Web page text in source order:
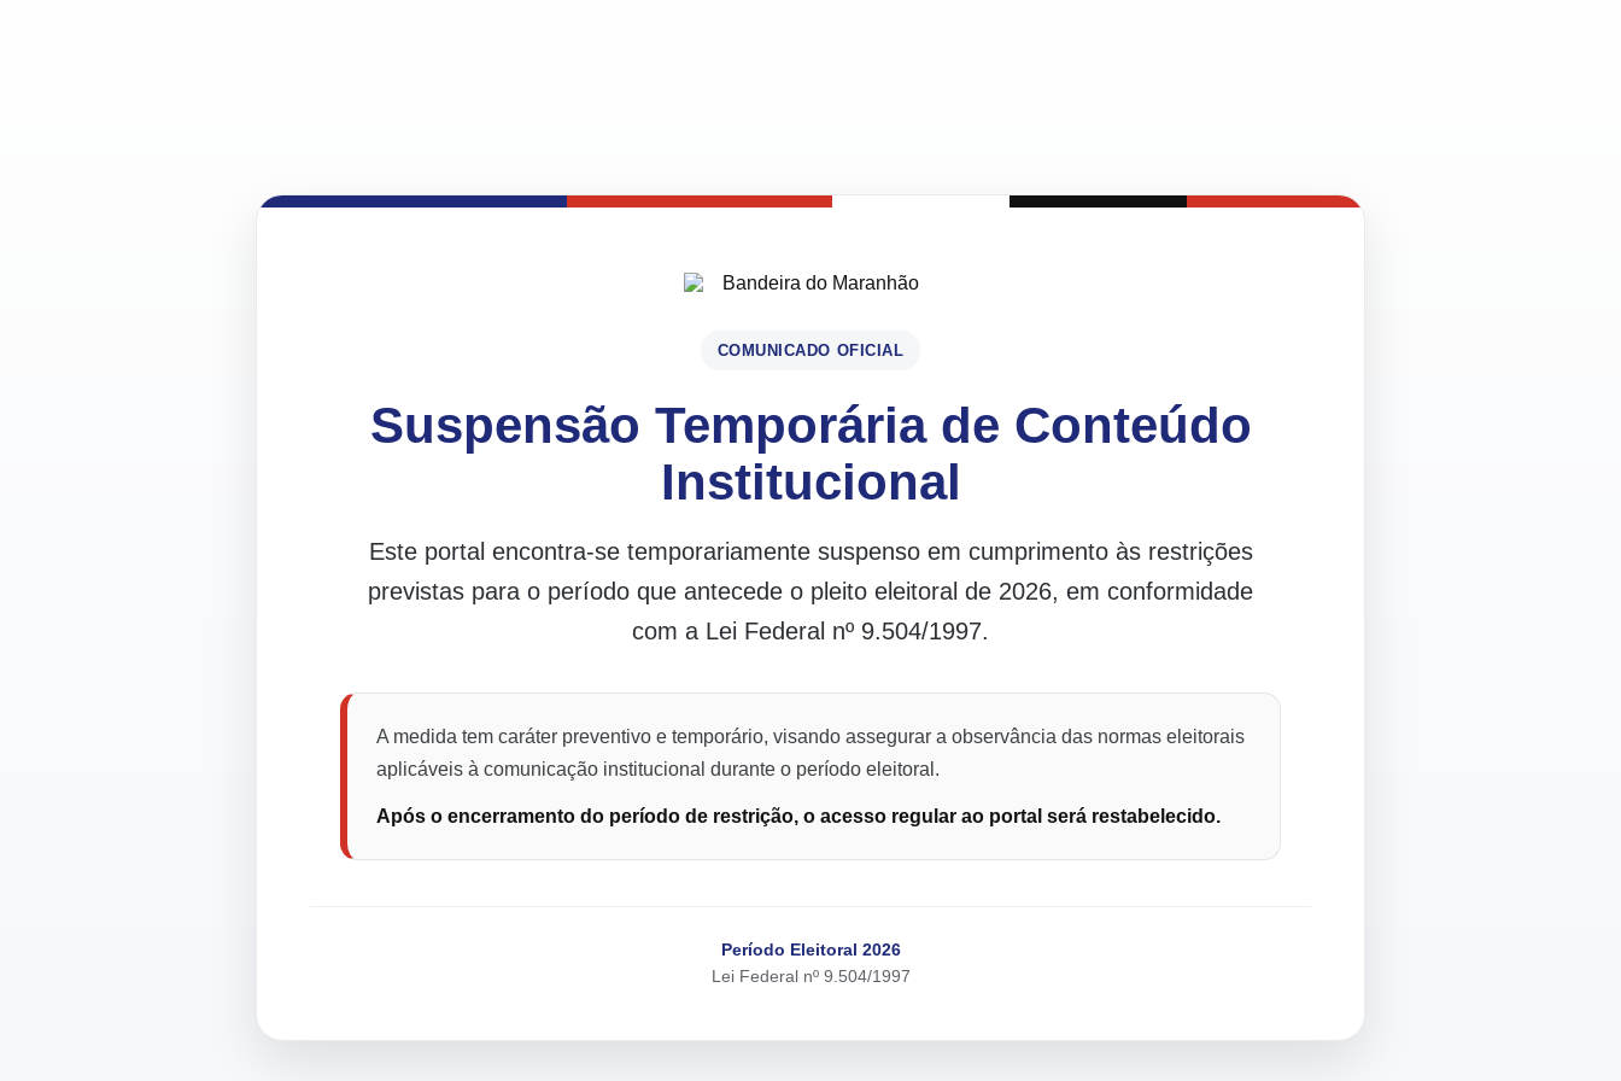
COMUNICADO OFICIAL
Suspensão Temporária de Conteúdo
Institucional
Este portal encontra-se temporariamente suspenso em cumprimento às restrições
previstas para o período que antecede o pleito eleitoral de 2026, em conformidade
com a Lei Federal nº 9.504/1997.
A medida tem caráter preventivo e temporário, visando assegurar a observância das normas eleitorais
aplicáveis à comunicação institucional durante o período eleitoral.
Após o encerramento do período de restrição, o acesso regular ao portal será restabelecido.
Período Eleitoral 2026
Lei Federal nº 9.504/1997